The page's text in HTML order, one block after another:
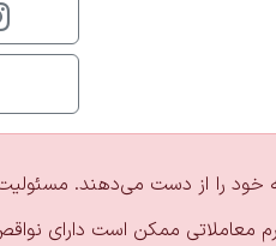
خود را از دست می‌دهند.
معاملاتی ممکن است دارای